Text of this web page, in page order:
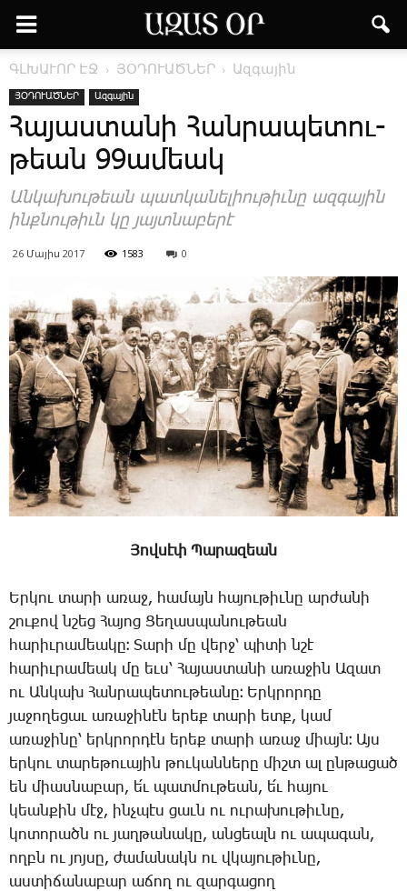
ԳԼԽԱՒՈՐ ԷՋ ՅՕԴՈՒԱԾՆԵՐ Ազգային
ՅՕԴՈՒԱԾՆԵՐ Ազգային
Հա­յաս­տա­նի ­Հան­րա­պե­տու­
թեան 99ա­մեա­կ
Անկախութեան պատկանելիութիւնը ազգային
ինքնութիւն կը յայտնաբերէ
26 Մայիս 2017 1583 0
Յով­սէփ ­Պա­րա­զեան
Եր­կու տա­րի ա­ռաջ, հա­մայն հա­յու­թիւ­նը ար­ժա­նի
շու­քով նշեց ­Հա­յոց ­Ցե­ղաս­պա­նու­թեան
հա­րիւ­րա­մեա­կը։ ­Տա­րի մը վերջ՝ պի­տի նշէ
հա­րիւ­րա­մեակ մը եւս՝ ­Հա­յաս­տա­նի ա­ռա­ջին Ա­զատ
ու Ան­կախ ­Հան­րա­պե­տու­թեա­նը։ Երկ­րոր­դը
յա­ջո­ղե­ցաւ ա­ռա­ջի­նէն ե­րեք տա­րի ետք, կամ
ա­ռա­ջի­նը՝ երկ­րոր­դէն ե­րեք տա­րի ա­ռաջ միայն։ Այս
եր­կու տա­րե­թո­ւա­յին թուկան­նե­րը միշտ ալ ըն­թա­ցած
են միաս­նա­բար, ե՛ւ պատ­մու­թեան, ե՛ւ հա­յու
կեան­քին մէջ, ինչ­պէս ցաւն ու ու­րա­խու­թիւ­նը,
կո­տո­րածն ու յաղ­թա­նա­կը, ան­ցեալն ու ա­պա­գան,
ողբն ու յոյ­սը, ժա­մա­նակն ու վկա­յու­թիւ­նը,
աս­տի­ճա­նա­բար ա­ճող ու զար­գա­ցող